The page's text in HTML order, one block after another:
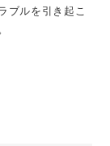
ブルを引き起こ